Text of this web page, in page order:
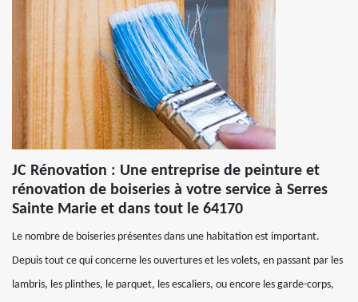
JC Rénovation : Une entreprise de peinture et
rénovation de boiseries à votre service à Serres
Sainte Marie et dans tout le 64170
Le nombre de boiseries présentes dans une habitation est important.
Depuis tout ce qui concerne les ouvertures et les volets, en passant par les
lambris, les plinthes, le parquet, les escaliers, ou encore les garde-corps,